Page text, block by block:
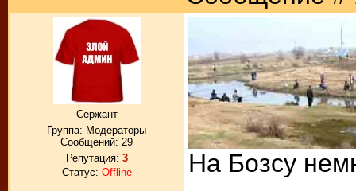
Сержант
Группа: Модераторы
Сообщений: 29
Репутация: 3
Статус: Offline На Бозсу